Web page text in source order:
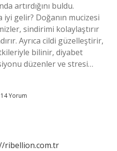
artırdığını buldu.
gelir? Doğanın mucizesi
sindirimi kolaylaştırır
Ayrıca cildi güzelleştirir,
bilinir, diyabet
düzenler ve stresi…
14 Yorum
ribellion.com.tr